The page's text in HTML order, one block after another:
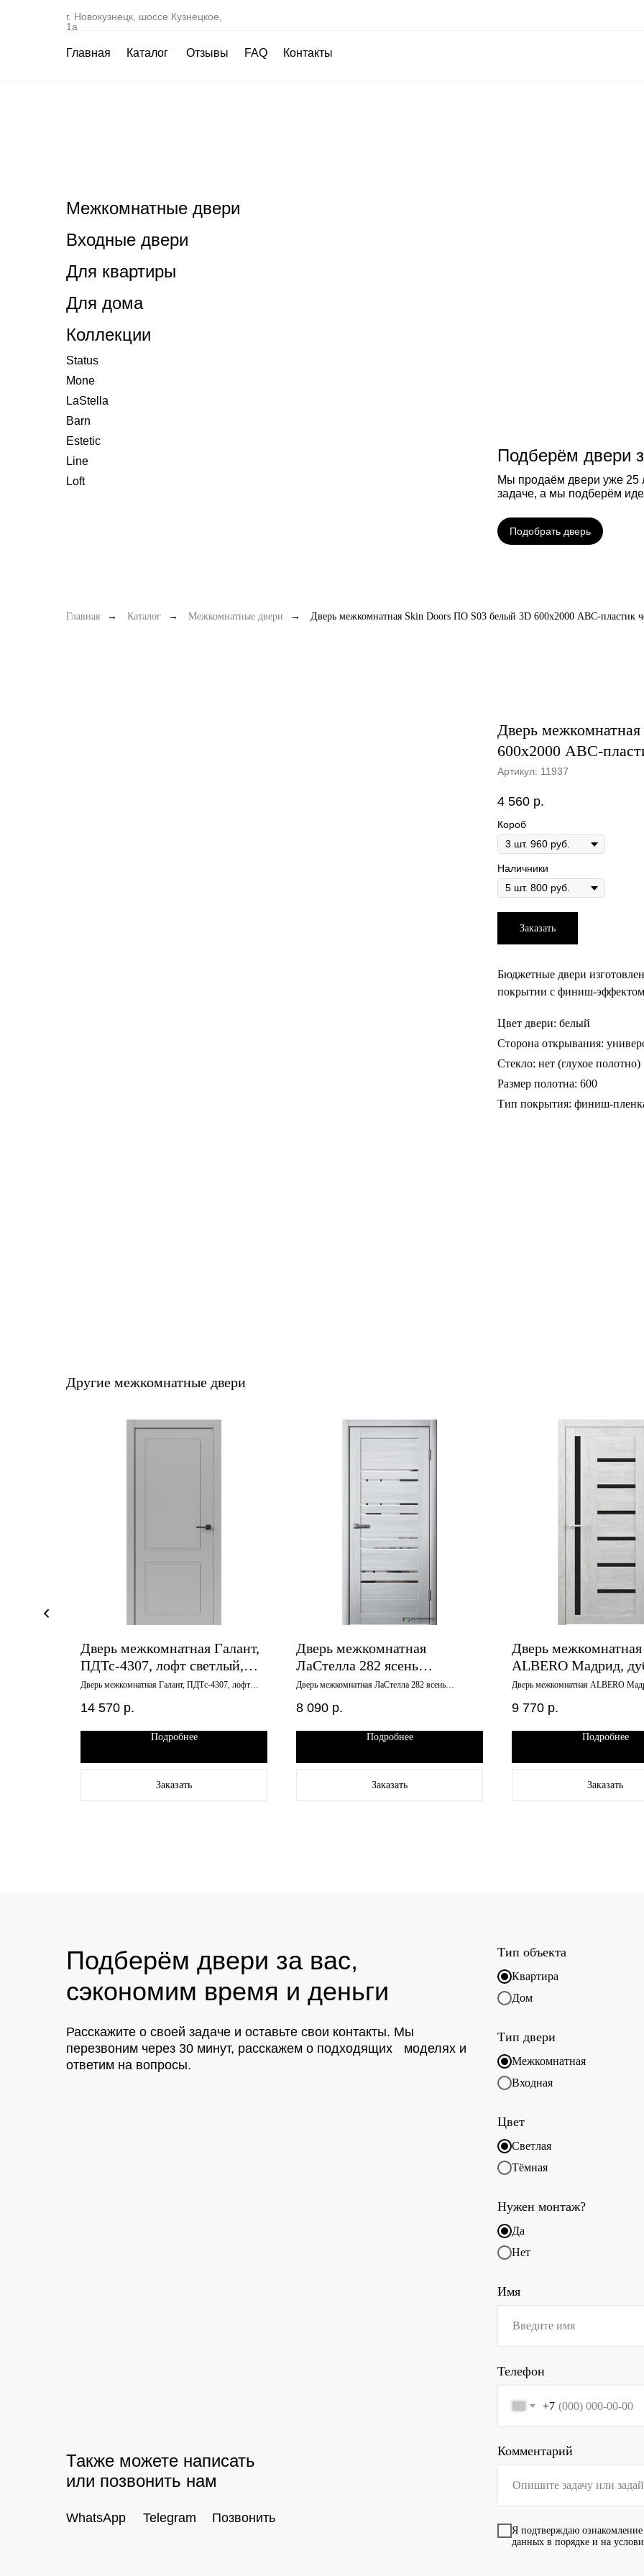
г. Новокузнецк, шоссе Кузнецкое,
1а
Главная Каталог Отзывы FAQ Контакты
Коллекции
Status
Mone
LaStella
Barn
Estetic
Line
Loft
Межкомнатные двери
Входные двери
Подберём двери
Мы продаём двери уже 25
задаче, а мы подберём
Подобрать дверь
Для квартиры
Для дома
Главная → Каталог → Межкомнатные двери → Дверь межкомнатная Skin Doors ПО S03 белый 3D 600х2000 ABС-пластик
Дверь
600х2000 ABС-
Артикул: 11937
4 560 р.
Короб
Наличники
Заказать
Бюджетные двери
покрытии с финиш-
Цвет двери: белый
Сторона открывания:
Стекло: нет (глухое полотно)
Размер полотна: 600
Тип покрытия: финиш-
Другие межкомнатные двери
Дверь межкомнатная Галант,
ПДТс-4307, лофт светлый,
серая кромка, 900х2000
Дверь межкомнатная Галант, ПДТс-4307, лофт
14 570 р.
Подробнее
Заказать
Дверь межкомнатная
ЛаСтелла 282 ясень
пепельный зеркало 900х2000
Дверь межкомнатная ЛаСтелла 282 ясень
8 090 р.
Подробнее
Заказать
Дверь межкомнатная
ALBERO Мадрид,
нордик, черное
800х2000
Дверь межкомнатная ALBERO
9 770 р.
Подробнее
Заказать
Тип объекта
Квартира
Дом
Тип двери
Межкомнатная
Входная
Цвет
Светлая
Тёмная
Нужен монтаж?
Да
Нет
Имя
Телефон
+7
Комментарий
Я подтверждаю ознакомление
данных в порядке и на
Позвонить
Telegram
WhatsApp
Также можете написать
или позвонить нам
Расскажите о своей задаче и оставьте свои контакты. Мы
перезвоним через 30 минут, расскажем о подходящих моделях и
ответим на вопросы.
Подберём двери за вас,
сэкономим время и деньги